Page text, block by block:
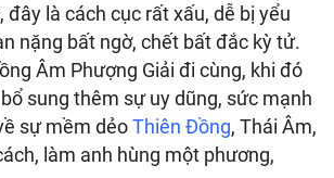
đây là cách cục rất xấu, dễ bị yểu
nặng bất ngờ, chết bất đắc kỳ tử.
Âm Phượng Giải đi cùng, khi đó
sung thêm sự uy dũng, sức mạnh
sự mềm dẻoThiên Đồng, Thái Âm,
làm anh hùng một phương,